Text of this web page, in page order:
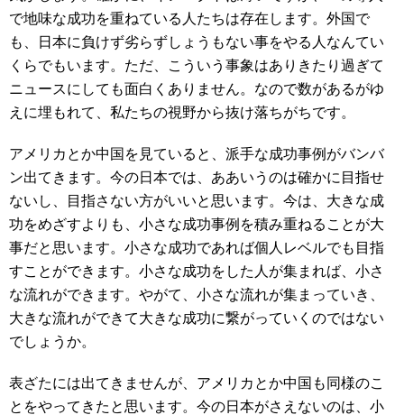
で地味な成功を重ねている人たちは存在します。外国で
も、日本に負けず劣らずしょうもない事をやる人なんてい
くらでもいます。ただ、こういう事象はありきたり過ぎて
ニュースにしても面白くありません。なので数があるがゆ
えに埋もれて、私たちの視野から抜け落ちがちです。
アメリカとか中国を見ていると、派手な成功事例がバンバ
ン出てきます。今の日本では、ああいうのは確かに目指せ
ないし、目指さない方がいいと思います。今は、大きな成
功をめざすよりも、小さな成功事例を積み重ねることが大
事だと思います。小さな成功であれば個人レベルでも目指
すことができます。小さな成功をした人が集まれば、小さ
な流れができます。やがて、小さな流れが集まっていき、
大きな流れができて大きな成功に繋がっていくのではない
でしょうか。
表ざたには出てきませんが、アメリカとか中国も同様のこ
とをやってきたと思います。今の日本がさえないのは、小